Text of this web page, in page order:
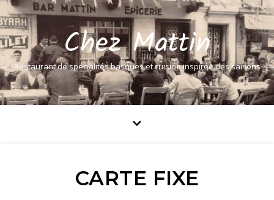
Chez Mattin
Restaurant de spécialités basques et cuisine inspirée des saisons
CARTE FIXE